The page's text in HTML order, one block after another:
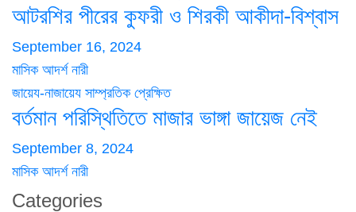
আটরশির পীরের কুফরী ও শিরকী আকীদা-বিশ্বাস
September 16, 2024
মাসিক আদর্শ নারী
জায়েয-নাজায়েয সাম্প্রতিক প্রেক্ষিত
বর্তমান পরিস্থিতিতে মাজার ভাঙ্গা জায়েজ নেই
September 8, 2024
মাসিক আদর্শ নারী
Categories